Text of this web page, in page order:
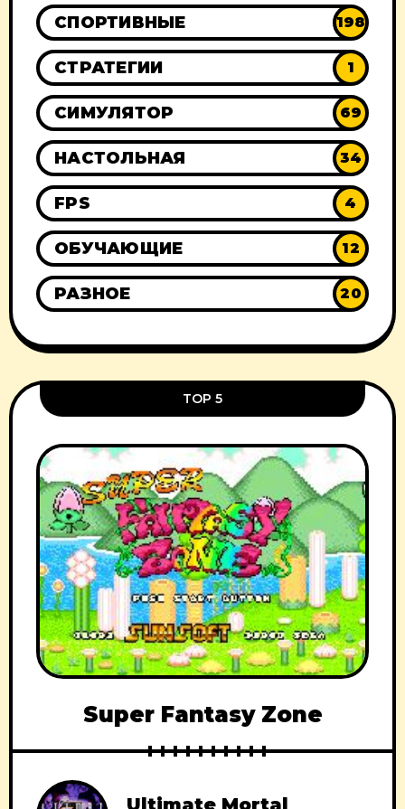
СПОРТИВНЫЕ 198
СТРАТЕГИИ 1
СИМУЛЯТОР 69
НАСТОЛЬНАЯ 34
FPS 4
ОБУЧАЮЩИЕ 12
РАЗНОЕ 20
TOP 5
Super Fantasy Zone
Ultimate Mortal